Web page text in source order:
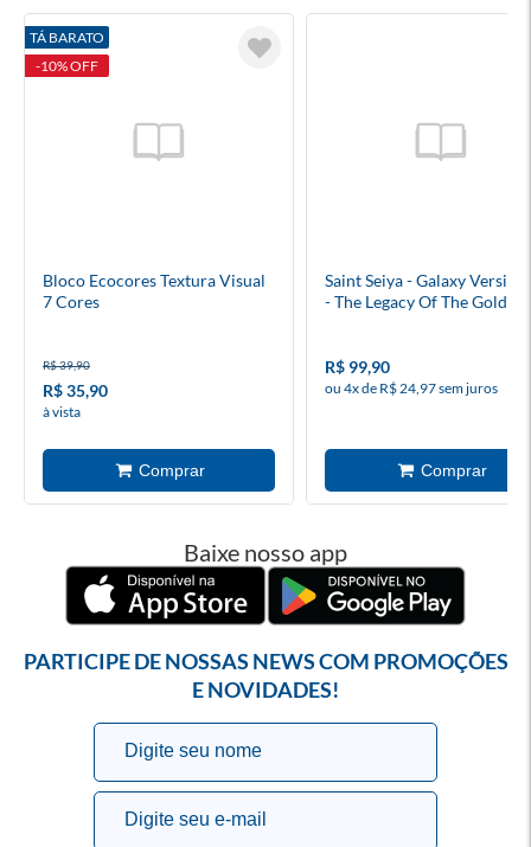
TÁ BARATO
-10% OFF
Bloco Ecocores Textura Visual
7 Cores
R$ 39,90
R$ 35,90
à vista
Saint Seiya - Galaxy Version
- The Legacy Of The Gold
R$ 99,90
ou 4x de R$ 24,97 sem juros
Baixe nosso app
PARTICIPE DE NOSSAS NEWS COM PROMOÇÕES
E NOVIDADES!